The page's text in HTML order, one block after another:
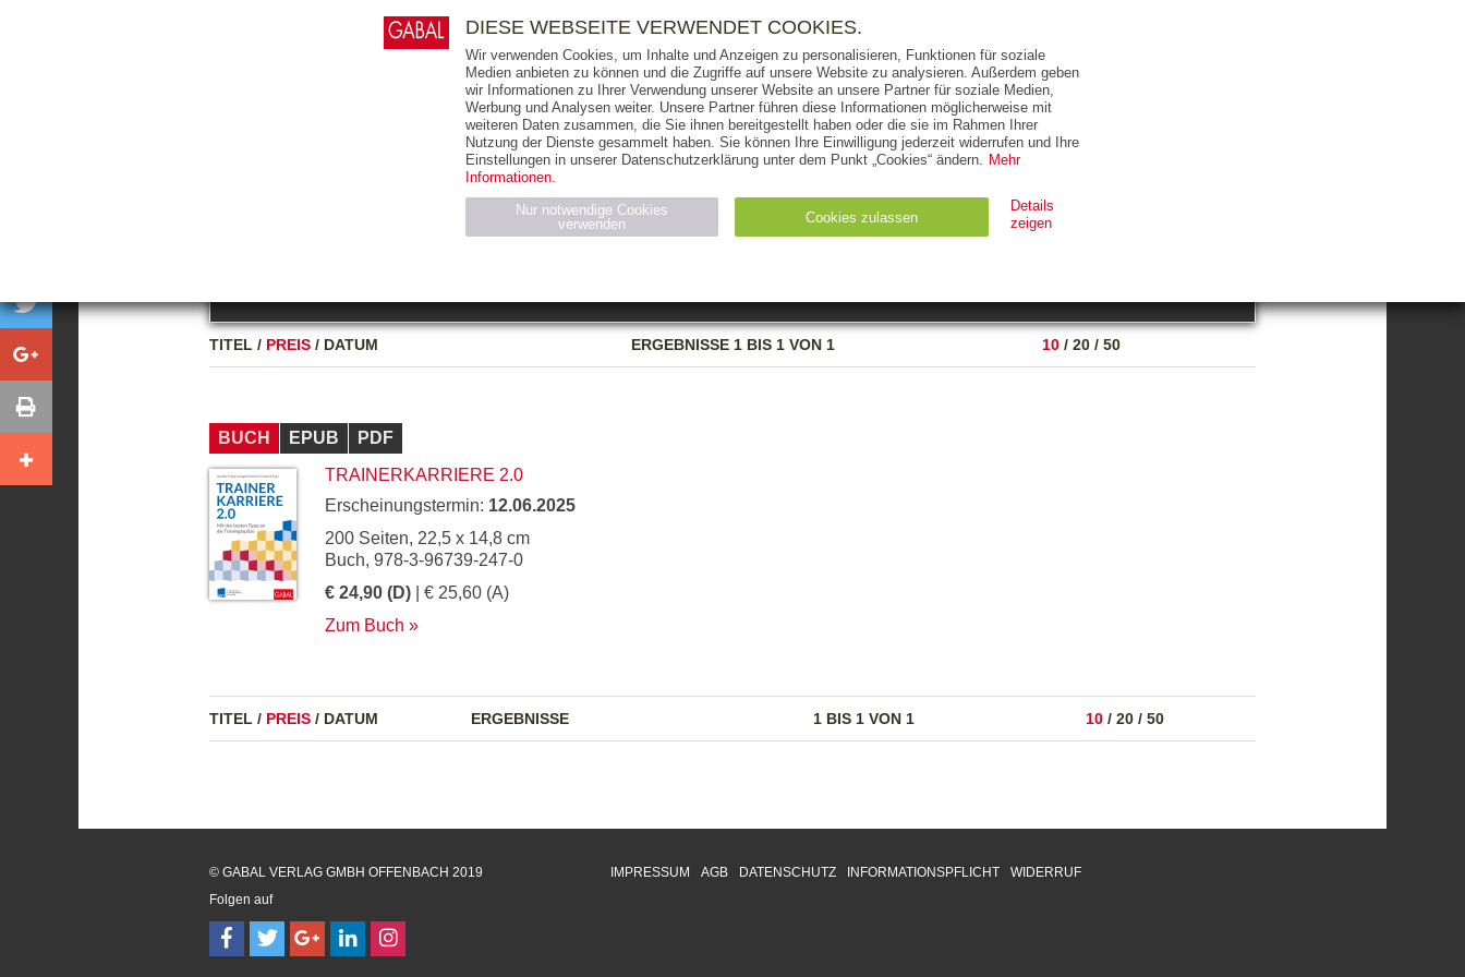
AUSGABEART AUS DER REIHE ZUM THEMA
TITEL / PREIS / DATUM ERGEBNISSE1 BIS 1 VON 1 10 / 20 / 50
BUCH EPUB
PDF
TRAINERKARRIERE 2.0
Erscheinungstermin: 12.06.2025
200 Seiten, 22,5 x 14,8 cm
Buch, 978-3-96739-247-0
€ 24,90 (D) | € 25,60 (A)
Zum Buch
TITEL / PREIS / DATUM ERGEBNISSE 1 BIS 1 VON 1 10 / 20 / 50
E-BOOKS AUDIO-CDS MP3 NON-BOOKS
THEMEN AUTOREN VERLAG
RIGHTS PRESSE HANDEL FÜR UNTERNEHMEN
IMPRESSUM AGB DATENSCHUTZ INFORMATIONSPFLICHT WIDERRUF
© GABAL VERLAG GMBH OFFENBACH 2019
Folgen auf
DIESE WEBSEITE VERWENDET COOKIES.
Wir verwenden Cookies, um Inhalte und Anzeigen zu personalisieren, Funktionen für soziale
Medien anbieten zu können und die Zugriffe auf unsere Website zu analysieren. Außerdem geben
wir Informationen zu Ihrer Verwendung unserer Website an unsere Partner für soziale Medien,
Werbung und Analysen weiter. Unsere Partner führen diese Informationen möglicherweise mit
weiteren Daten zusammen, die Sie ihnen bereitgestellt haben oder die sie im Rahmen Ihrer
Nutzung der Dienste gesammelt haben. Sie können Ihre Einwilligung jederzeit widerrufen und Ihre
Einstellungen in unserer Datenschutzerklärung unter dem Punkt „Cookies“ ändern. Mehr
Informationen.
Nur notwendige Cookies
verwenden
Cookies zulassen
Details
zeigen
Name Anbieter Zweck Ablauf
Typ
Wird für die Speicherung der Benutzer-Session verwendet HTTP